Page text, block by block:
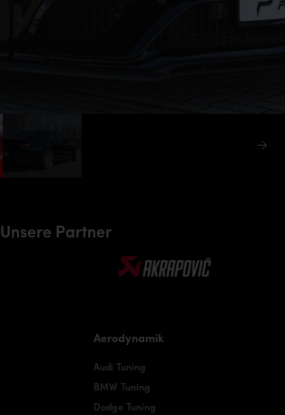
Unsere Partner
Aerodynamik
Audi Tuning
BMW Tuning
Dodge Tuning